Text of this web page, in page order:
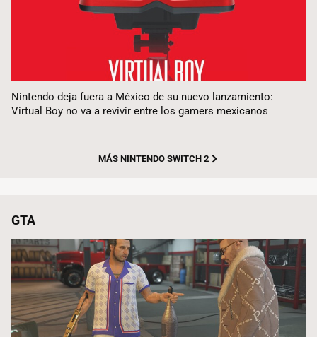
Nintendo deja fuera a México de su nuevo lanzamiento:
Virtual Boy no va a revivir entre los gamers mexicanos
MÁS NINTENDO SWITCH 2
GTA